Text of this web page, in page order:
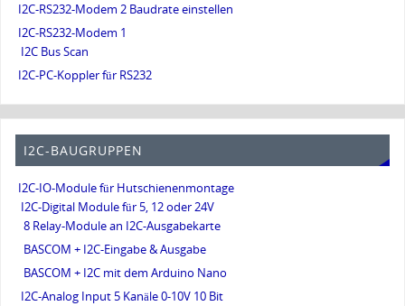
I2C-RS232-Modem 2 Baudrate einstellen
I2C-RS232-Modem 1
I2C Bus Scan
I2C-PC-Koppler für RS232
I2C-BAUGRUPPEN
I2C-IO-Module für Hutschienenmontage
I2C-Digital Module für 5, 12 oder 24V
8 Relay-Module an I2C-Ausgabekarte
BASCOM + I2C-Eingabe & Ausgabe
BASCOM + I2C mit dem Arduino Nano
I2C-Analog Input 5 Kanäle 0-10V 10 Bit